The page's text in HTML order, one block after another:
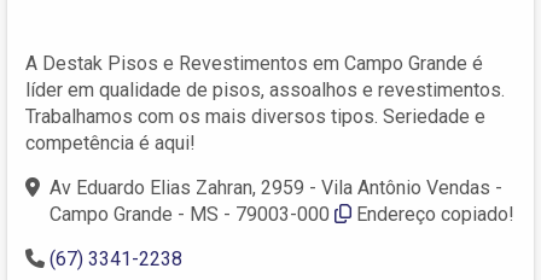
A Destak Pisos e Revestimentos em Campo Grande é
líder em qualidade de pisos, assoalhos e revestimentos.
Trabalhamos com os mais diversos tipos. Seriedade e
competência é aqui!
Av Eduardo Elias Zahran, 2959 - Vila Antônio Vendas -
Campo Grande - MS - 79003-000
Endereço copiado!
(67) 3341-2238